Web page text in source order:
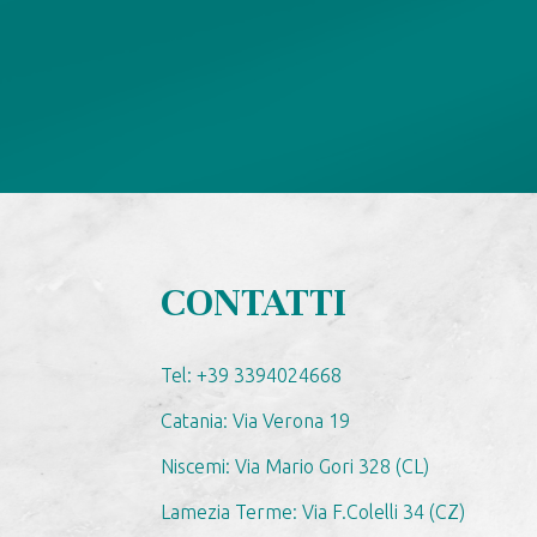
CONTATTI
Tel: +39 3394024668
Catania: Via Verona 19
Niscemi: Via Mario Gori 328 (CL)
Lamezia Terme: Via F.Colelli 34 (CZ)